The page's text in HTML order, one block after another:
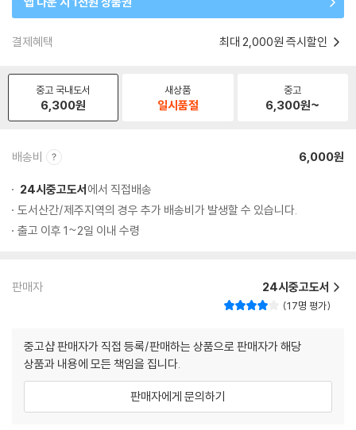
결제혜택 최대 2,000원 즉시할인
중고 국내도서
6,300원
새상품
일시품절
중고
6,300원~
배송비 6,000원
24시중고도서에서 직접배송
도서산간/제주지역의 경우 추가 배송비가 발생할 수 있습니다.
출고 이후 1~2일 이내 수령
판매자 24시중고도서
17명 평가
중고샵 판매자가 직접 등록/판매하는 상품으로 판매자가 해당
상품과 내용에 모든 책임을 집니다.
판매자에게 문의하기